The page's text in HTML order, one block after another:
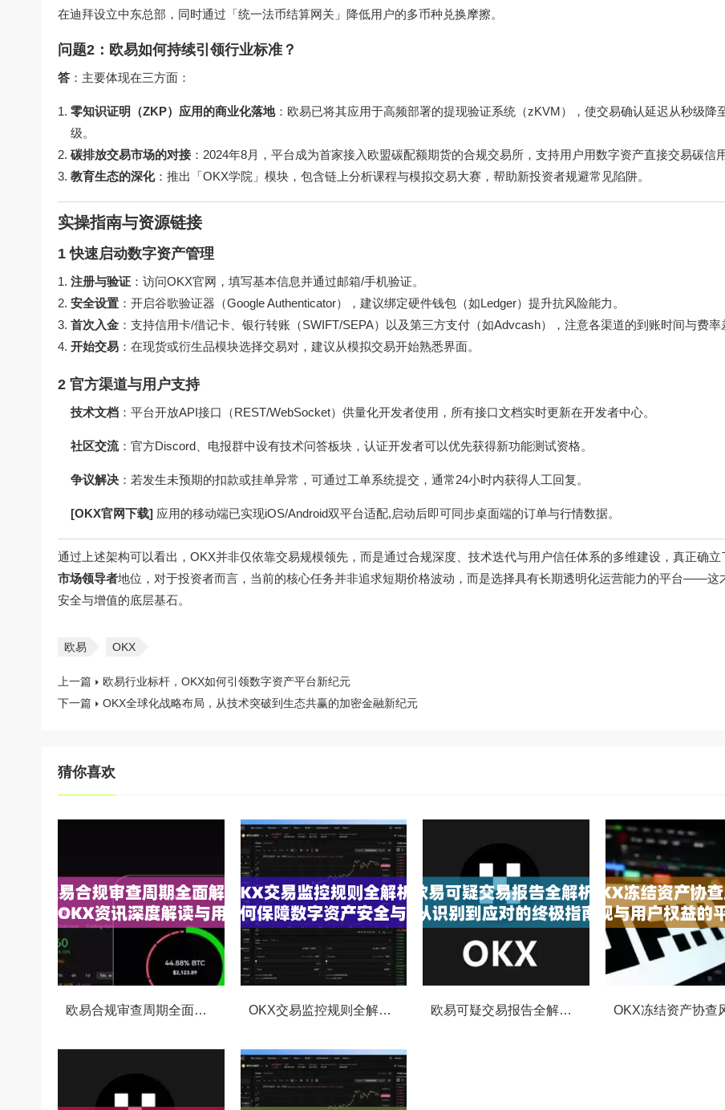
在迪拜设立中东总部，同时通过「统一法币结算网关」降低用户的多币种兑换摩擦。
问题2：欧易如何持续引领行业标准？
答 ：主要体现在三方面：
零知识证明（ZKP）应用的商业化落地：欧易已将其应用于高频部署的提现验证系统（zKVM），使交易确认延迟从秒级降
级。
碳排放交易市场的对接 ：2024年8月，平台成为首家接入欧盟碳配额期货的合规交易所，支持用户用数字资产直接交易碳信用
教育生态的深化：推出「OKX学院」模块，包含链上分析课程与模拟交易大赛，帮助新投资者规避常见陷阱。
实操指南与资源链接
1 快速启动数字资产管理
注册与验证 ：访问OKX官网，填写基本信息并通过邮箱/手机验证。
安全设置 ：开启谷歌验证器（Google Authenticator），建议绑定硬件钱包（如Ledger）提升抗风险能力。
首次入金 ：支持信用卡/借记卡、银行转账（SWIFT/SEPA）以及第三方支付（如Advcash），注意各渠道的到账时间与费率
开始交易 ：在现货或衍生品模块选择交易对，建议从模拟交易开始熟悉界面。
2 官方渠道与用户支持
技术文档 ：平台开放API接口（REST/WebSocket）供量化开发者使用，所有接口文档实时更新在开发者中心。
社区交流：官方Discord、电报群中设有技术问答板块，认证开发者可以优先获得新功能测试资格。
争议解决 ：若发生未预期的扣款或挂单异常，可通过工单系统提交，通常24小时内获得人工回复。
[OKX官网下载] 应用的移动端已实现iOS/Android双平台适配,启动后即可同步桌面端的订单与行情数据。
通过上述架构可以看出，OKX并非仅依靠交易规模领先，而是通过合规深度、技术迭代与用户信任体系的多维建设，真正确立
市场领导者地位，对于投资者而言，当前的核心任务并非追求短期价格波动，而是选择具有长期透明化运营能力的平台——这
安全与增值的底层基石。
欧易 OKX
上一篇
欧易行业标杆，OKX如何引领数字资产平台新纪元
下一篇
OKX全球化战略布局，从技术突破到生态共赢的加密金融新纪元
猜你喜欢
欧易合规审查周期全面解析，OKX资讯深度解读与用户答疑 OKX交易监控规则全解析，如何保障数字资产安全与合规交易 欧易可疑交易报告全解析，从识别到应对的终极指南